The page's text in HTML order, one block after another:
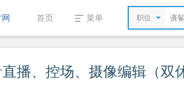
首页 菜单 职位
播、控场、摄像编辑（双